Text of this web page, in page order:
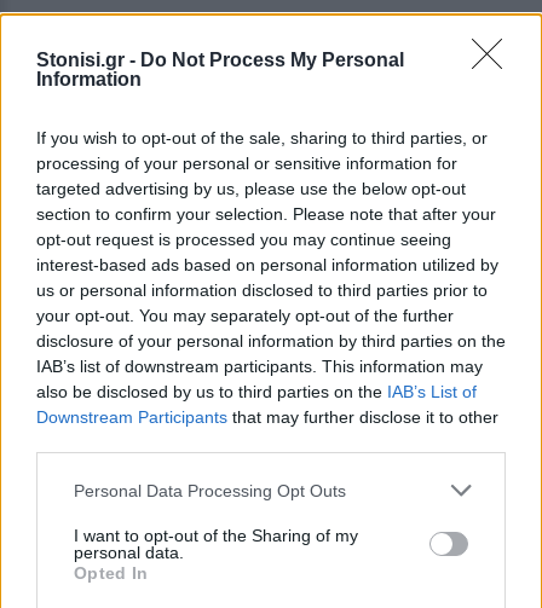
Stonisi.gr - Do Not Process My Personal
Information
If you wish to opt-out of the sale, sharing to third parties, or
processing of your personal or sensitive information for
targeted advertising by us, please use the below opt-out
section to confirm your selection. Please note that after your
opt-out request is processed you may continue seeing
interest-based ads based on personal information utilized by
us or personal information disclosed to third parties prior to
your opt-out. You may separately opt-out of the further
disclosure of your personal information by third parties on the
IAB’s list of downstream participants. This information may
also be disclosed by us to third parties on the IAB’s List of
Downstream Participants that may further disclose it to other
Personal Data Processing Opt Outs
I want to opt-out of the Sharing of my
personal data.
Opted In
κέντρο, το οποίο –όπως τονίστηκε– θα λύσει
σοβαρά προβλήματα για ασθενείς με καρκίνο που
νησιού. Το έργο έχει περάσει το στάδιο του
προσχεδίου και έχει λάβει την πρώτη έγκριση,
ώστε να προχωρήσει στη διαχειριστική αρχή.
Σύμφωνα με τα προβλεπόμενα, το
ακτινοθεραπευτικό θα πρέπει να χωροθετηθεί
εντός του νοσοκομειακού χώρου για λόγους
ασφάλειας και υποστήριξης.
Αντίστοιχα, αναφορά έγινε και στο νέο
ψυχιατρικό τμήμα, του οποίου τα εγκαίνια
προγραμματίζονται για τις αρχές του 2026, έπειτα
από μια μακρά διαδρομή σχεδιασμού και
Αιμοδοσία και συνεργασία δομών